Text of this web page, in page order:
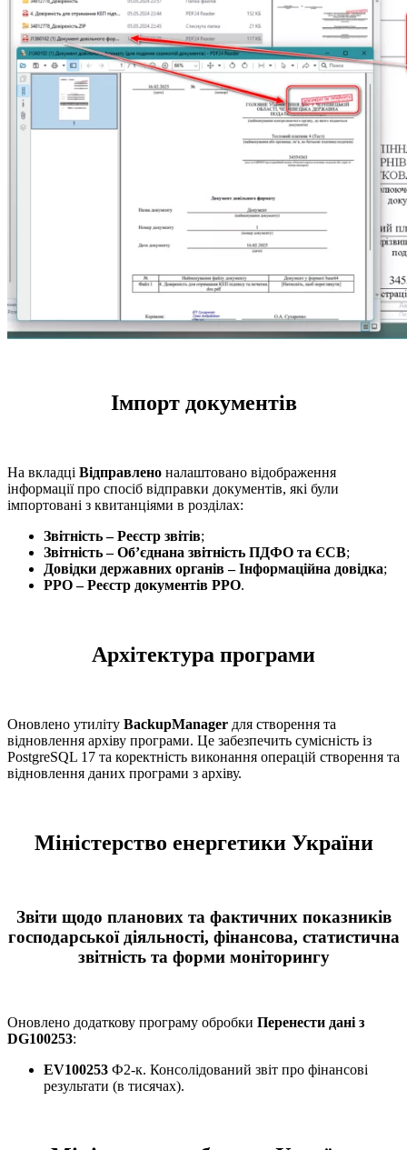
Імпорт документів
На вкладці Відправлено налаштовано відображення
інформації про спосіб відправки документів, які були
імпортовані з квитанціями в розділах:
Звітність – Реєстр звітів;
Звітність – Об’єднана звітність ПДФО та ЄСВ;
Довідки державних органів – Інформаційна довідка;
РРО – Реєстр документів РРО.
Архітектура програми
Оновлено утиліту BackupManager для створення та
відновлення архіву програми. Це забезпечить сумісність із
PostgreSQL 17 та коректність виконання операцій створення та
відновлення даних програми з архіву.
Міністерство енергетики України
Звіти щодо планових та фактичних показників
господарської діяльності, фінансова, статистична
звітність та форми моніторингу
Оновлено додаткову програму обробки Перенести дані з
DG100253:
EV100253 Ф2-к. Консолідований звіт про фінансові
результати (в тисячах).